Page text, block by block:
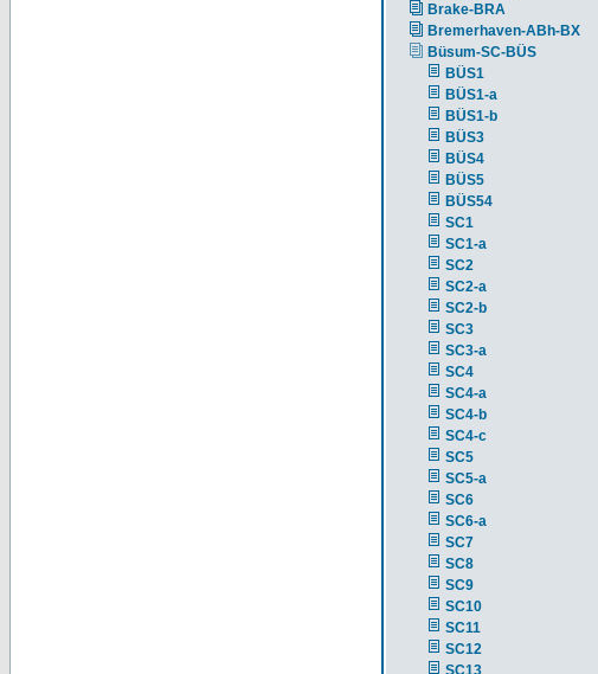
Brake-BRA
Bremerhaven-ABh-BX
Büsum-SC-BÜS
BÜS1
BÜS1-a
BÜS1-b
BÜS3
BÜS4
BÜS5
BÜS54
SC1
SC1-a
SC2
SC2-a
SC2-b
SC3
SC3-a
SC4
SC4-a
SC4-b
SC4-c
SC5
SC5-a
SC6
SC6-a
SC7
SC8
SC9
SC10
SC11
SC12
SC13